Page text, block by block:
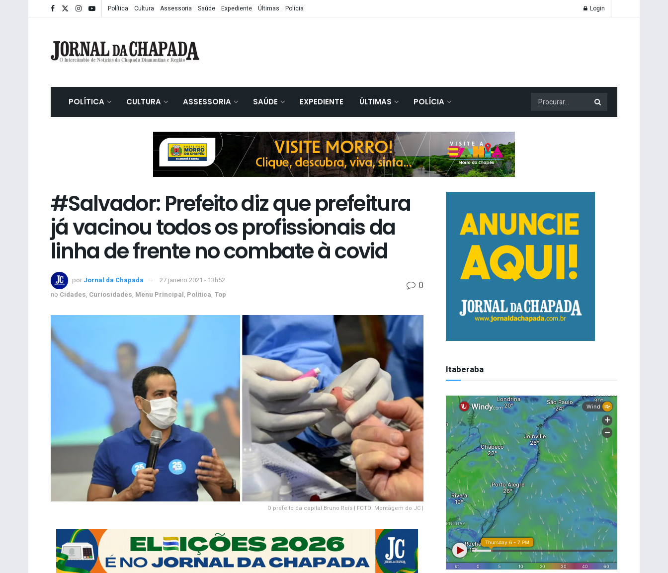
Política Cultura Assessoria Saúde Expediente Últimas Polícia Login
POLÍTICA CULTURA ASSESSORIA SAÚDE EXPEDIENTE ÚLTIMAS POLÍCIA
#Salvador: Prefeito diz que prefeitura
já vacinou todos os profissionais da
linha de frente no combate à covid
por Jornal da Chapada
27 janeiro 2021 - 13h52
no Cidades, Curiosidades, Menu Principal, Política, Top
0
O prefeito da capital Bruno Reis | FOTO: Montagem do JC |
Itaberaba